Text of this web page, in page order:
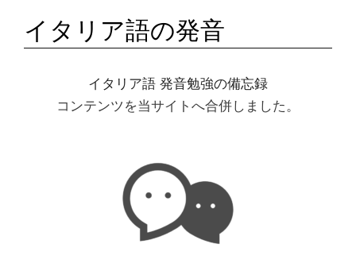
イタリア語の発音
イタリア語 発音勉強の備忘録
コンテンツを当サイトへ合併しました。